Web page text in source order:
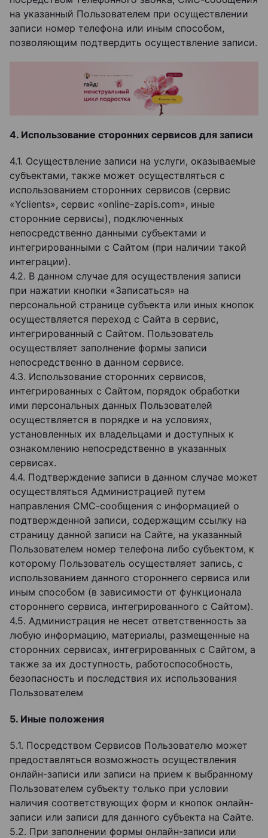
на указанный Пользователем при осуществлении
записи номер телефона или иным способом,
позволяющим подтвердить осуществление записи.
4. Использование сторонних сервисов для записи
4.1. Осуществление записи на услуги, оказываемые
субъектами, также может осуществляться с
использованием сторонних сервисов (сервис
«Yclients», сервис «online-zapis.com», иные
сторонние сервисы), подключенных
непосредственно данными субъектами и
интегрированными с Сайтом (при наличии такой
интеграции).
4.2. В данном случае для осуществления записи
при нажатии кнопки «Записаться» на
персональной странице субъекта или иных кнопок
осуществляется переход с Сайта в сервис,
интегрированный с Сайтом. Пользователь
осуществляет заполнение формы записи
непосредственно в данном сервисе.
4.3. Использование сторонних сервисов,
интегрированных с Сайтом, порядок обработки
ими персональных данных Пользователей
осуществляется в порядке и на условиях,
установленных их владельцами и доступных к
ознакомлению непосредственно в указанных
сервисах.
4.4. Подтверждение записи в данном случае может
осуществляться Администрацией путем
направления СМС-сообщения с информацией о
подтвержденной записи, содержащим ссылку на
страницу данной записи на Сайте, на указанный
Пользователем номер телефона либо субъектом, к
которому Пользователь осуществляет запись, с
использованием данного стороннего сервиса или
иным способом (в зависимости от функционала
стороннего сервиса, интегрированного с Сайтом).
4.5. Администрация не несет ответственность за
любую информацию, материалы, размещенные на
сторонних сервисах, интегрированных с Сайтом, а
также за их доступность, работоспособность,
безопасность и последствия их использования
Пользователем
5. Иные положения
5.1. Посредством Сервисов Пользователю может
предоставляться возможность осуществления
онлайн-записи или записи на прием к выбранному
Пользователем субъекту только при условии
наличия соответствующих форм и кнопок онлайн-
записи или записи для данного субъекта на Сайте.
5.2. При заполнении формы онлайн-записи или